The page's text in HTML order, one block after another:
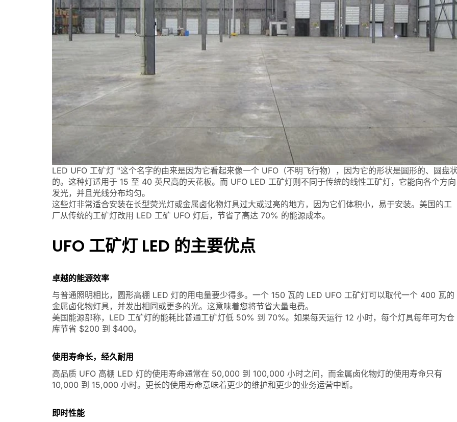
LED UFO 工矿灯 "这个名字的由来是因为它看起来像一个 UFO（不明飞行物），因为它的形状是圆形的、圆盘
的。这种灯适用于 15 至 40 英尺高的天花板。而 UFO LED 工矿灯则不同于传统的线性工矿灯，它能向各个方向
发光，并且光线分布均匀。
这些灯非常适合安装在长型荧光灯或金属卤化物灯具过大或过亮的地方，因为它们体积小，易于安装。美国的工
厂从传统的工矿灯改用 LED 工矿 UFO 灯后，节省了高达 70% 的能源成本。
UFO 工矿灯 LED 的主要优点
卓越的能源效率
与普通照明相比，圆形高棚 LED 灯的用电量要少得多。一个 150 瓦的 LED UFO 工矿灯可以取代一个 400 瓦的
金属卤化物灯具，并发出相同或更多的光。这意味着您将节省大量电费。
美国能源部称，LED 工矿灯的能耗比普通工矿灯低 50% 到 70%。如果每天运行 12 小时，每个灯具每年可为仓
库节省 $200 到 $400。
使用寿命长，经久耐用
高品质 UFO 高棚 LED 灯的使用寿命通常在 50,000 到 100,000 小时之间，而金属卤化物灯的使用寿命只有
10,000 到 15,000 小时。更长的使用寿命意味着更少的维护和更少的业务运营中断。
即时性能